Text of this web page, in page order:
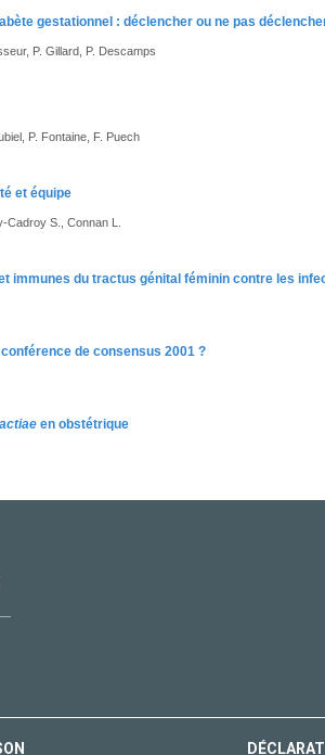
gestationnel : déclencher ou ne pas
P. Gillard, P. Descamps
P. Fontaine, F. Puech
et équipe
S., Connan L.
immunes du tractus génital féminin contre les
de consensus 2001 ?
en obstétrique